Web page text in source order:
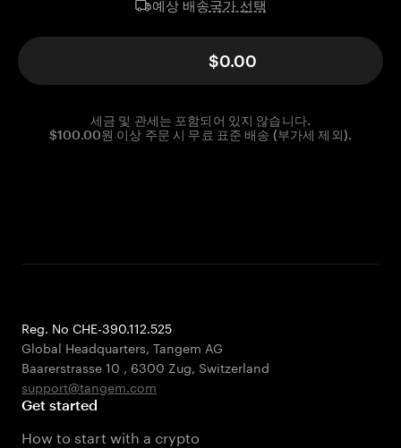
예상 배송국가 선택
$0.00
세금 및 관세는 포함되어 있지 않습니다.
$100.00원 이상 주문 시 무료 표준 배송 (부가세 제외).
Reg. No CHE-390.112.525
Global Headquarters, Tangem AG
Baarerstrasse 10 , 6300 Zug, Switzerland
support@tangem.com
Get started
How to start with a crypto